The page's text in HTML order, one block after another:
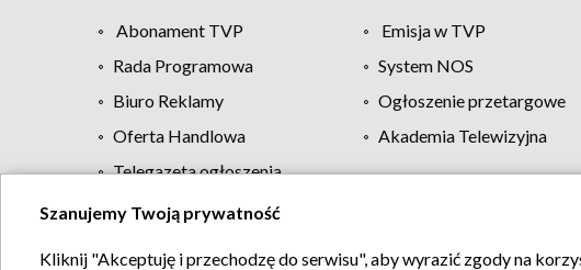
Abonament TVP Emisja w TVP
Rada Programowa
System NOS
Biuro Reklamy
Ogłoszenie przetargowe
Oferta Handlowa
Akademia Telewizyjna
Telegazeta ogłoszenia
Regulamin TVP Polityka
Szanujemy Twoją prywatność
Kliknij "Akceptuję i przechodzę do serwisu", aby wyrazić zgody na